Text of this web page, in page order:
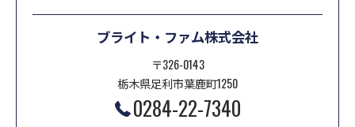
ブライト・ファム株式会社
〒326-0143
栃木県足利市葉鹿町1250
0284-22-7340